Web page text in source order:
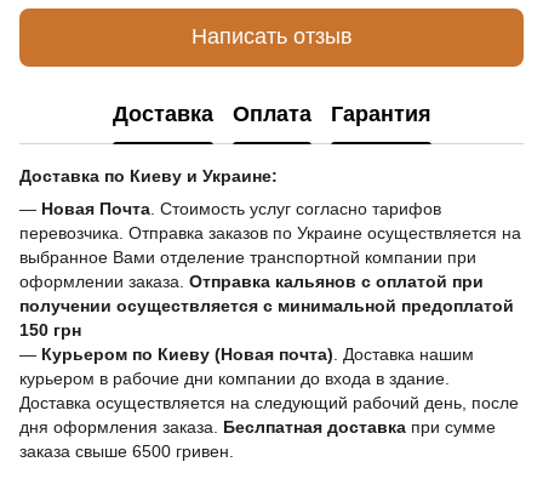
Написать отзыв
Доставка Оплата Гарантия
Доставка по Киеву и Украине:
— Новая Почта . Стоимость услуг согласно тарифов
перевозчика. Отправка заказов по Украине осуществляется на
выбранное Вами отделение транспортной компании при
оформлении заказа. Отправка кальянов с оплатой при
получении осуществляется с минимальной предоплатой
150 грн
— Курьером по Киеву (Новая почта) . Доставка нашим
курьером в рабочие дни компании до входа в здание.
Доставка осуществляется на следующий рабочий день, после
дня оформления заказа. Беслпатная доставка при сумме
заказа свыше 6500 гривен.